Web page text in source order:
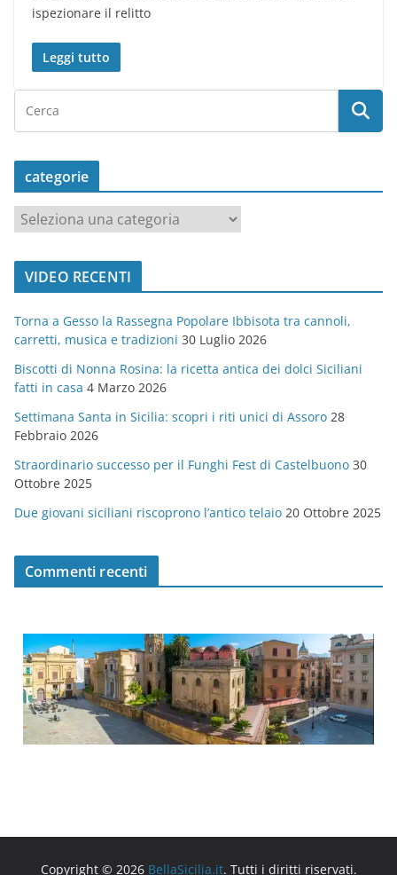
ispezionare il relitto
Leggi tutto
categorie
a
t
o
r
i
e
VIDEO RECENTI
Torna a Gesso la Rassegna Popolare Ibbisota tra cannoli,
carretti, musica e tradizioni 30 Luglio 2026
Biscotti di Nonna Rosina: la ricetta antica dei dolci Siciliani
fatti in casa 4 Marzo 2026
Settimana Santa in Sicilia: scopri i riti unici di Assoro 28
Febbraio 2026
Straordinario successo per il Funghi Fest di Castelbuono 30
Ottobre 2025
Due giovani siciliani riscoprono l’antico telaio 20 Ottobre 2025
Commenti recenti
Copyright © 2026 BellaSicilia.it. Tutti i diritti riservati.